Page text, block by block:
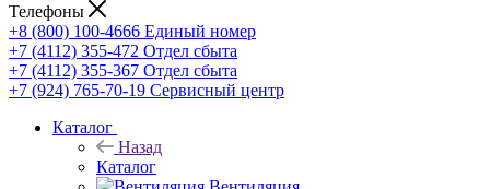
Телефоны
+8 (800) 100-4666 Единый номер
+7 (4112) 355-472 Отдел сбыта
+7 (4112) 355-367 Отдел сбыта
+7 (924) 765-70-19 Сервисный центр
Каталог
Назад
Каталог